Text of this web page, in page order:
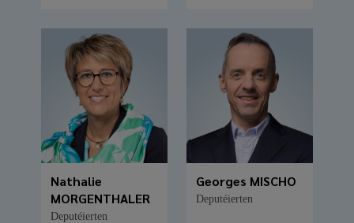
Nathalie
MORGENTHALER
Deputéierten
Georges MISCHO
Deputéierten